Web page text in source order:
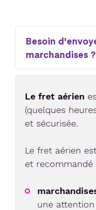
Besoin
marchandises ?
Le fret aérien
(quelques
et sécurisée.
Le fret aérien
et
une